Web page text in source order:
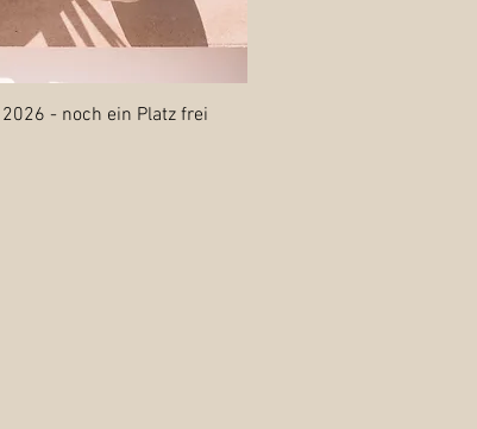
Schnellansicht
- noch ein Platz frei